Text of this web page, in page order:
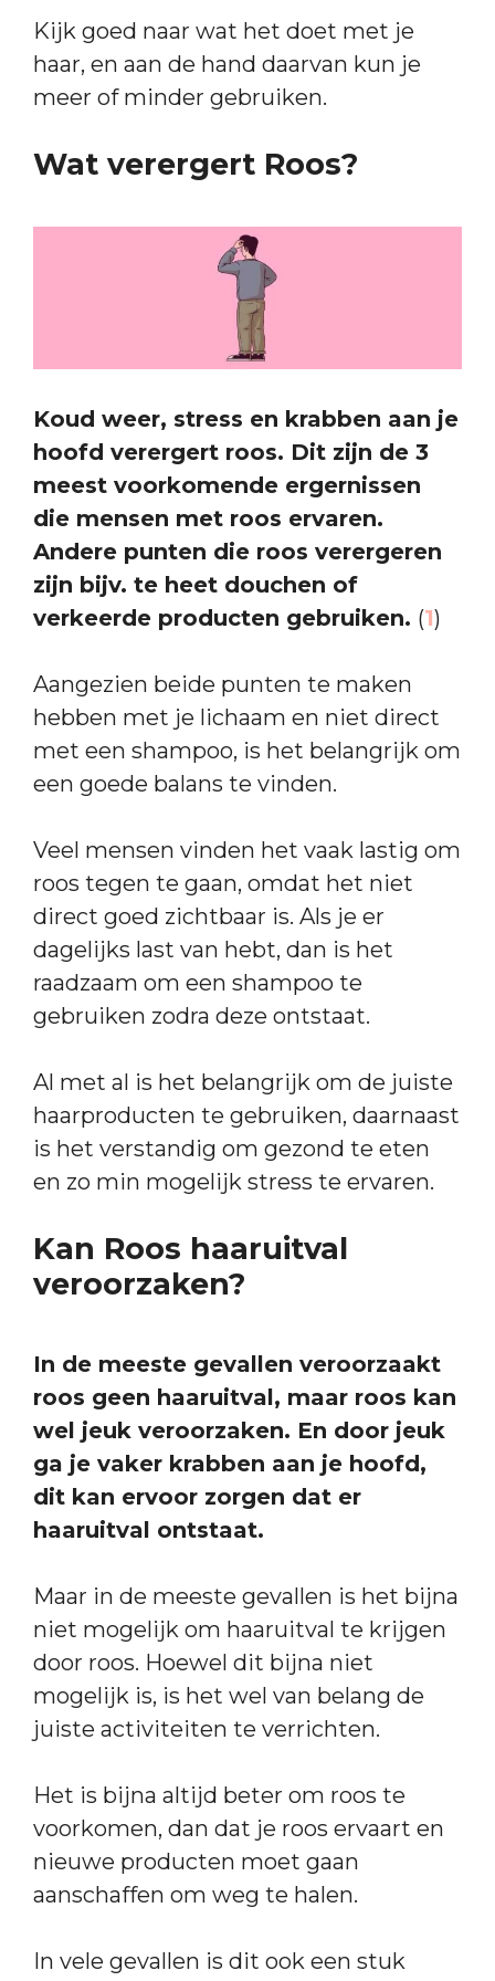
Kijk goed naar wat het doet met je
haar, en aan de hand daarvan kun je
meer of minder gebruiken.
Wat verergert Roos?
Koud weer, stress en krabben aan je
hoofd verergert roos. Dit zijn de 3
meest voorkomende ergernissen
die mensen met roos ervaren.
Andere punten die roos verergeren
zijn bijv. te heet douchen of
verkeerde producten gebruiken. (1)
Aangezien beide punten te maken
hebben met je lichaam en niet direct
met een shampoo, is het belangrijk om
een goede balans te vinden.
Veel mensen vinden het vaak lastig om
roos tegen te gaan, omdat het niet
direct goed zichtbaar is. Als je er
dagelijks last van hebt, dan is het
raadzaam om een shampoo te
gebruiken zodra deze ontstaat.
Al met al is het belangrijk om de juiste
haarproducten te gebruiken, daarnaast
is het verstandig om gezond te eten
en zo min mogelijk stress te ervaren.
Kan Roos haaruitval
veroorzaken?
In de meeste gevallen veroorzaakt
roos geen haaruitval, maar roos kan
wel jeuk veroorzaken. En door jeuk
ga je vaker krabben aan je hoofd,
dit kan ervoor zorgen dat er
haaruitval ontstaat.
Maar in de meeste gevallen is het bijna
niet mogelijk om haaruitval te krijgen
door roos. Hoewel dit bijna niet
mogelijk is, is het wel van belang de
juiste activiteiten te verrichten.
Het is bijna altijd beter om roos te
voorkomen, dan dat je roos ervaart en
nieuwe producten moet gaan
aanschaffen om weg te halen.
In vele gevallen is dit ook een stuk